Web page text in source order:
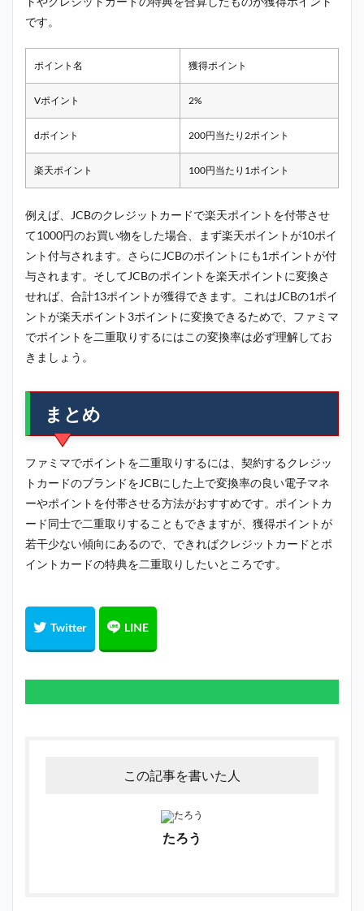
です。
ポイント名 獲得ポイント
Vポイント 2%
dポイント 200円当たり2ポイント
楽天ポイント 100円当たり1ポイント
例えば、JCBのクレジットカードで楽天ポイントを付帯させ
て1000円のお買い物をした場合、まず楽天ポイントが10ポイ
ント付与されます。さらにJCBのポイントにも1ポイントが付
与されます。そしてJCBのポイントを楽天ポイントに変換さ
せれば、合計13ポイントが獲得できます。これはJCBの1ポイ
ントが楽天ポイント3ポイントに変換できるためで、ファミマ
でポイントを二重取りするにはこの変換率は必ず理解してお
きましょう。
まとめ
ファミマでポイントを二重取りするには、契約するクレジッ
トカードのブランドをJCBにした上で変換率の良い電子マネ
ーやポイントを付帯させる方法がおすすめです。ポイントカ
ード同士で二重取りすることもできますが、獲得ポイントが
若干少ない傾向にあるので、できればクレジットカードとポ
イントカードの特典を二重取りしたいところです。
この記事を書いた人
たろう